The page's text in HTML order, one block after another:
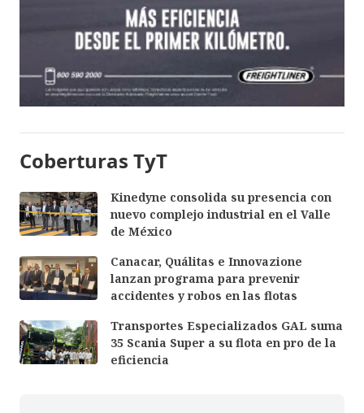
Coberturas TyT
Kinedyne consolida su presencia con
nuevo complejo industrial en el Valle
de México
Canacar, Quálitas e Innovazione
lanzan programa para prevenir
accidentes y robos en las flotas
Transportes Especializados GAL suma
35 Scania Super a su flota en pro de la
eficiencia